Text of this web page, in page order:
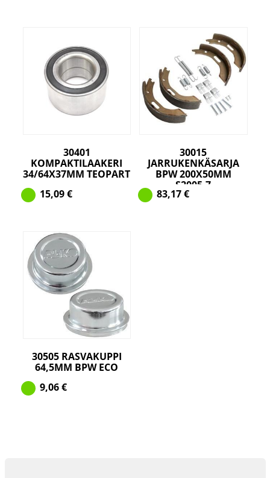
30401
KOMPAKTILAAKERI
34/64X37MM TEOPART
15,09€
30015
JARRUKENKÄSARJA
BPW 200X50MM
S2005-7
83,17€
30505 RASVAKUPPI
64,5MM BPW ECO
9,06€